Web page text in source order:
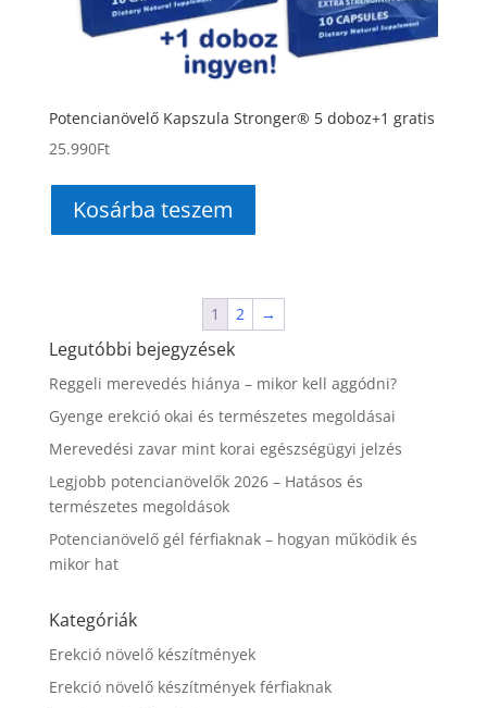
Potencianövelő Kapszula Stronger® 5 doboz+1 gratis
25.990Ft
Kosárba teszem
1 2 →
Legutóbbi bejegyzések
Reggeli merevedés hiánya – mikor kell aggódni?
Gyenge erekció okai és természetes megoldásai
Merevedési zavar mint korai egészségügyi jelzés
Legjobb potencianövelők 2026 – Hatásos és
természetes megoldások
Potencianövelő gél férfiaknak – hogyan működik és
mikor hat
Kategóriák
Erekció növelő készítmények
Erekció növelő készítmények férfiaknak